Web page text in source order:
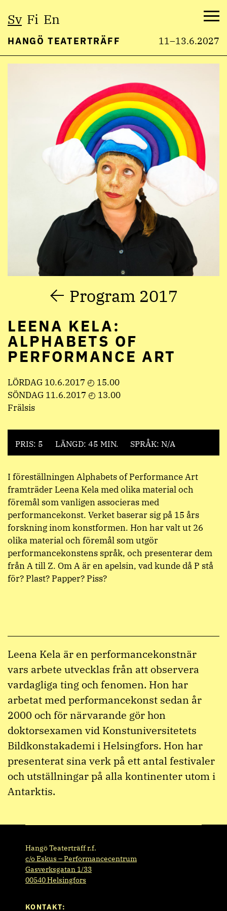
Sv Fi En
HANGÖ TEATERTRÄFF 11–13.6.2027
Program 2017
LEENA KELA:
ALPHABETS OF
PERFORMANCE ART
LÖRDAG 10.6.2017 ◴ 15.00
SÖNDAG 11.6.2017 ◴ 13.00
Frälsis
PRIS: 5 LÄNGD: 45 MIN. SPRÅK: N/A
I föreställningen Alphabets of Performance Art
framträder Leena Kela med olika material och
föremål som vanligen associeras med
performancekonst. Verket baserar sig på 15 års
forskning inom konstformen. Hon har valt ut 26
olika material och föremål som utgör
performancekonstens språk, och presenterar dem
från A till Z. Om A är en apelsin, vad kunde då P stå
för? Plast? Papper? Piss?
Leena Kela är en performancekonstnär
vars arbete utvecklas från att observera
vardagliga ting och fenomen. Hon har
arbetat med performancekonst sedan år
2000 och för närvarande gör hon
doktorsexamen vid Konstuniversitetets
Bildkonstakademi i Helsingfors. Hon har
presenterat sina verk på ett antal festivaler
och utställningar på alla kontinenter utom i
Antarktis.
Hangö Teaterträff r.f.
c/o Eskus – Performancecentrum
Gasverksgatan 1/33
00540 Helsingfors
KONTAKT: